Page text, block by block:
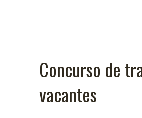
Concurso de
vacantes